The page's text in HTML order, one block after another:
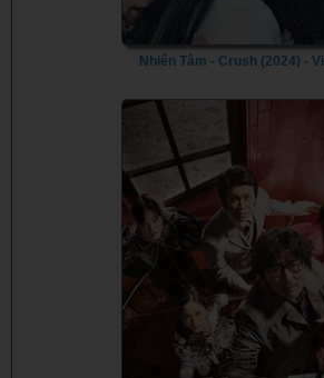
Nhiên Tâm - Crush (2024) -